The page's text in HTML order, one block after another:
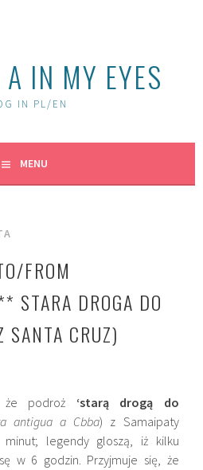
IN MY EYES
IN PL/EN
MENU
FROM
STARA DROGA DO
SANTA CRUZ)
podroż ‘starą drogą do
antigua a Cbba) z Samaipaty
legendy gloszą, iż kilku
w 6 godzin. Przyjmuje się, że